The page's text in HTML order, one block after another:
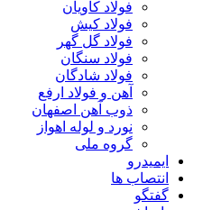
فولاد کاویان
فولاد کیش
فولاد گل گهر
فولاد سنگان
فولاد شادگان
آهن و فولاد ارفع
ذوب آهن اصفهان
نورد و لوله اهواز
گروه ملی
ایمیدرو
انتصاب ها
گفتگو